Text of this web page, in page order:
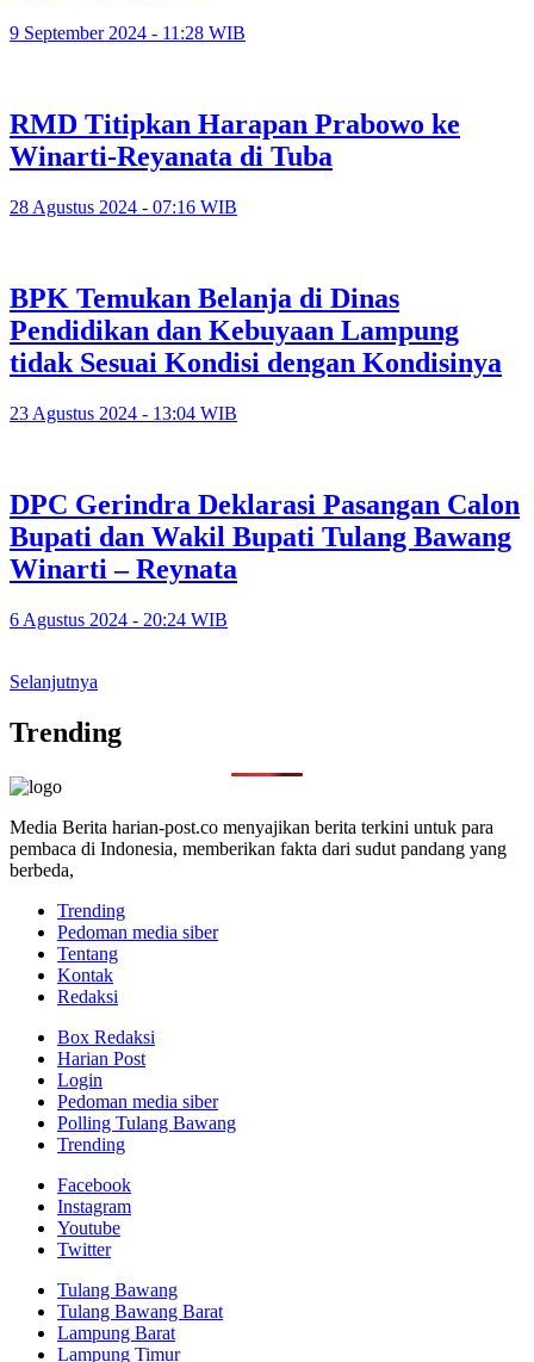
9 September 2024 - 11:28 WIB
RMD Titipkan Harapan Prabowo ke
Winarti-Reyanata di Tuba
28 Agustus 2024 - 07:16 WIB
BPK Temukan Belanja di Dinas
Pendidikan dan Kebuyaan Lampung
tidak Sesuai Kondisi dengan Kondisinya
23 Agustus 2024 - 13:04 WIB
DPC Gerindra Deklarasi Pasangan Calon
Bupati dan Wakil Bupati Tulang Bawang
Winarti – Reynata
6 Agustus 2024 - 20:24 WIB
Selanjutnya
Trending
Media Berita harian-post.co menyajikan berita terkini untuk para
pembaca di Indonesia, memberikan fakta dari sudut pandang yang
berbeda,
Trending
Pedoman media siber
Tentang
Kontak
Redaksi
Box Redaksi
Harian Post
Login
Pedoman media siber
Polling Tulang Bawang
Trending
Facebook
Instagram
Youtube
Twitter
Tulang Bawang
Tulang Bawang Barat
Lampung Barat
Lampung Timur